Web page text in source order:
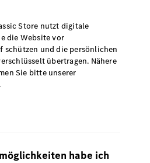
Store nutzt digitale
die Website vor
schützen und die persönlichen
übertragen. Nähere
Sie bitte unserer
habe ich